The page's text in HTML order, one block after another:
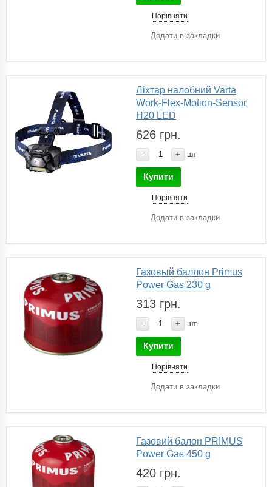
Порівняти
Додати в закладки
Ліхтар налобний Varta
Work-Flex-Motion-Sensor
H20 LED
626 грн.
- + шт
Купити
Порівняти
Додати в закладки
Газовый баллон Primus
Power Gas 230 g
313 грн.
- + шт
Купити
Порівняти
Додати в закладки
Газовий балон PRIMUS
Power Gas 450 g
420 грн.